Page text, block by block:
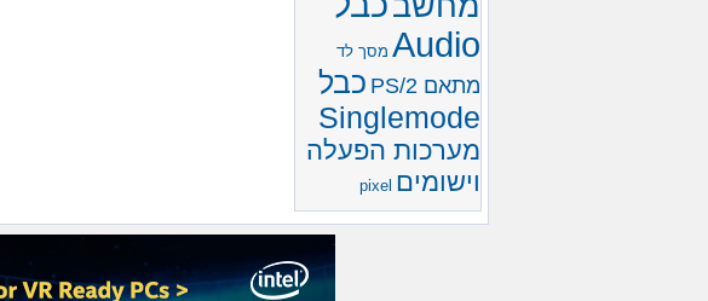
Audio מסך לד
מתאם PS/2
כבל
Singlemode
מערכות הפעלה
וישומים pixel